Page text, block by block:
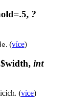
?
. (více)
int
(více)